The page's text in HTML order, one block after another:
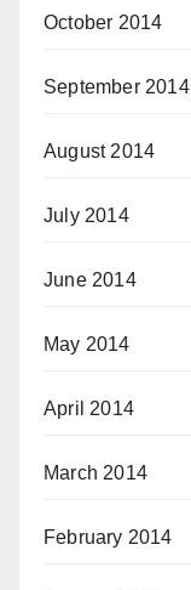
October 2014
September 2014
August 2014
July 2014
June 2014
May 2014
April 2014
March 2014
February 2014